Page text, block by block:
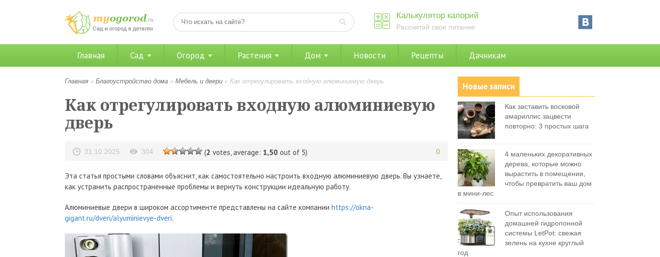
Калькулятор калорий
Рассчитай свое питание
Главная Сад Огород Растения Дом Новости Рецепты Дачникам
Главная » Благоустройство дома » Мебель и двери » Как отрегулировать входную алюминиевую дверь
Как отрегулировать входную алюминиевую
дверь
31.10.2025 304 (2 votes, average: 1,50 out of 5) 0
Эта статья простыми словами объяснит, как самостоятельно настроить входную алюминиевую дверь. Вы узнаете,
как устранить распространенные проблемы и вернуть конструкции идеальную работу.
Алюминиевые двери в широком ассортименте представлены на сайте компании https://okna-
gigant.ru/dveri/alyuminievye-dveri.
Новые записи
Как заставить восковой
амариллис зацвести
повторно: 3 простых шага
4 маленьких декоративных
дерева, которые можно
вырастить в помещении,
чтобы превратить ваш дом
в мини-лес
Опыт использования
домашней гидропонной
системы LetPot: свежая
зелень на кухне круглый
год